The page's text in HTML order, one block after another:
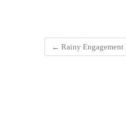
← Rainy Engagement